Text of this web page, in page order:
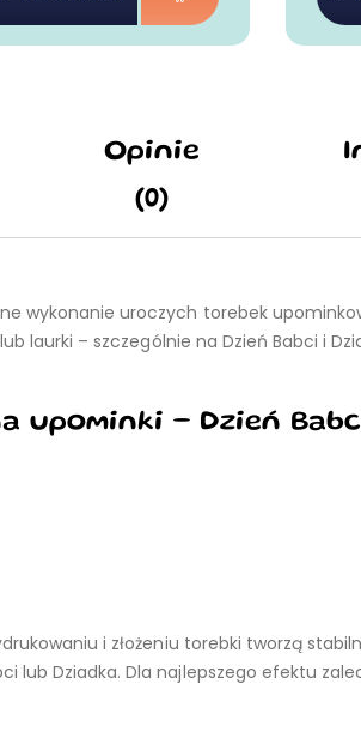
Opinie
(0)
wykonanie uroczych torebek
laurki – szczególnie na Dzień Babci i
upominki – Dzień
i złożeniu torebki tworzą
Dziadka. Dla najlepszego efektu